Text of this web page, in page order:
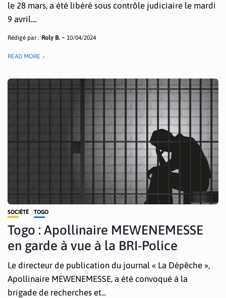
le 28 mars, a été libéré sous contrôle judiciaire le mardi
9 avril....
Rédigé par : Roly B. 10/04/2024
READ MORE
SOCIÉTÉ TOGO
Togo : Apollinaire MEWENEMESSE
en garde à vue à la BRI-Police
Le directeur de publication du journal « La Dépêche »,
Apollinaire MEWENEMESSE, a été convoqué à la
brigade de recherches et...